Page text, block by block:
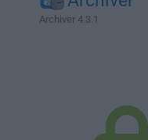
Archiver 4.3.1